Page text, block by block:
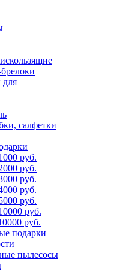
салфетки
руб.
руб.
руб.
руб.
руб.
руб.
руб.
подарки
пылесосы